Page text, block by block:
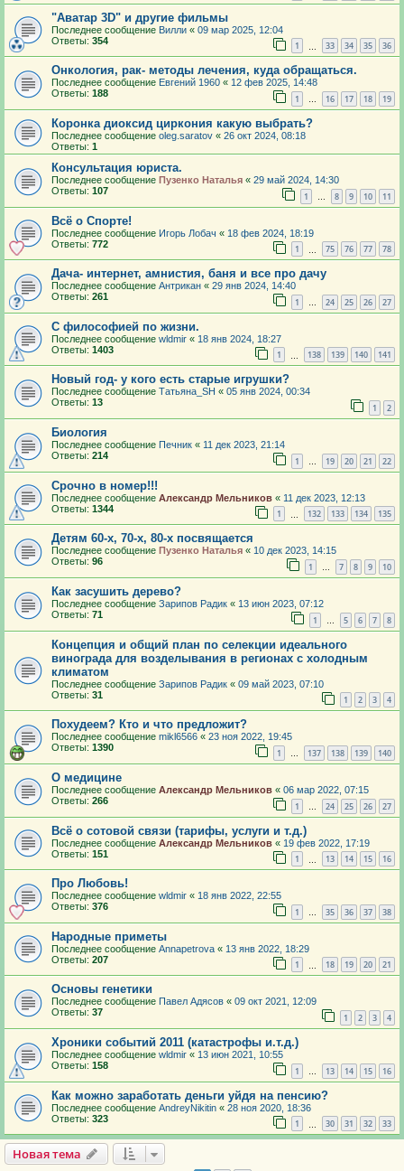
"Аватар 3D" и другие фильмы
Последнее сообщение Вилли « 09 мар 2025, 12:04
Ответы: 354 1 33 34 35 36
Онкология, рак- методы лечения, куда обращаться.
Последнее сообщение Евгений 1960 « 12 фев 2025, 14:48
Ответы: 188 1 … 16 17 18 19
Коронка диоксид циркония какую выбрать?
Последнее сообщение oleg.saratov « 26 окт 2024, 08:18
Ответы: 1
Консультация юриста.
Последнее сообщение Пузенко Наталья « 29 май 2024, 14:30
Ответы: 107 1 8 9 10 11
Всё о Спорте!
Последнее сообщение Игорь Лобач « 18 фев 2024, 18:19
Ответы: 772 1 75 76 77 78
Дача- интернет, амнистия, баня и все про дачу
Последнее сообщение Антрикан « 29 янв 2024, 14:40
Ответы: 261 1 … 24 25 26 27
С философией по жизни.
Последнее сообщение wldmir « 18 янв 2024, 18:27
Ответы: 1403 1 138 139 140 141
Новый год- у кого есть старые игрушки?
Последнее сообщение Татьяна_SH « 05 янв 2024, 00:34
Ответы: 13 1 2
Биология
Последнее сообщение Печник « 11 дек 2023, 21:14
Ответы: 214 1 … 19 20 21 22
Срочно в номер!!!
Последнее сообщение Александр Мельников « 11 дек 2023, 12:13
Ответы: 1344 1 132 133 134 135
Детям 60-х, 70-х, 80-х посвящается
Последнее сообщение Пузенко Наталья « 10 дек 2023, 14:15
Ответы: 96 1 … 7 8 9 10
Как засушить дерево?
Последнее сообщение Зарипов Радик « 13 июн 2023, 07:12
Ответы: 71 1 … 5 6 7 8
Концепция и общий план по селекции идеального
винограда для возделывания в регионах с холодным
климатом
Последнее сообщение Зарипов Радик « 09 май 2023, 07:10
Ответы: 31 1 2 3 4
Похудеем? Кто и что предложит?
Последнее сообщение mikl6566 « 23 ноя 2022, 19:45
Ответы: 1390 1 … 137 138 139 140
О медицине
Последнее сообщение Александр Мельников « 06 мар 2022, 07:15
Ответы: 266 1 … 24 25 26 27
Всё о сотовой связи (тарифы, услуги и т.д.)
Последнее сообщение Александр Мельников « 19 фев 2022, 17:19
Ответы: 151 1 13 14 15 16
Про Любовь!
Последнее сообщение wldmir « 18 янв 2022, 22:55
Ответы: 376 1 … 35 36 37 38
Народные приметы
Последнее сообщение Annapetrova « 13 янв 2022, 18:29
Ответы: 207 1 18 19 20 21
Основы генетики
Последнее сообщение Павел Адясов « 09 окт 2021, 12:09
Ответы: 37 1 2 3 4
Хроники событий 2011 (катастрофы и.т.д.)
Последнее сообщение wldmir « 13 июн 2021, 10:55
Ответы: 158 1 … 13 14 15 16
Как можно заработать деньги уйдя на пенсию?
Последнее сообщение AndreyNikitin « 28 ноя 2020, 18:36
Ответы: 323 1 30 31 32 33
Новая тема